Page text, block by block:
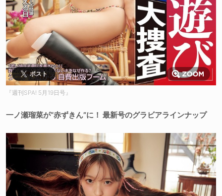
ポスト
『週刊SPA! 5月19日号』
一ノ瀬瑠菜が“赤ずきん”に！ 最新号のグラビアラインナップ